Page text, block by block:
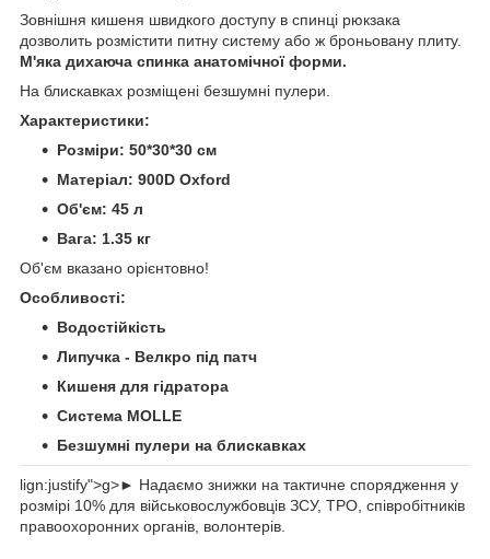
Зовнішня кишеня швидкого доступу в спинці рюкзака
дозволить розмістити питну систему або ж броньовану плиту.
М'яка дихаюча спинка анатомічної форми.
На блискавках розміщені безшумні пулери.
Характеристики:
Розміри: 50*30*30 см
Матеріал: 900D Oxford
Об'єм: 45 л
Вага: 1.35 кг
Об'єм вказано орієнтовно!
Особливості:
Водостійкість
Липучка - Велкро під патч
Кишеня для гідратора
Система MOLLE
Безшумні пулери на блискавках
lign:justify">g>► Надаємо знижки на тактичне спорядження у
розмірі 10% для військовослужбовців ЗСУ, ТРО, співробітників
правоохоронних органів, волонтерів.